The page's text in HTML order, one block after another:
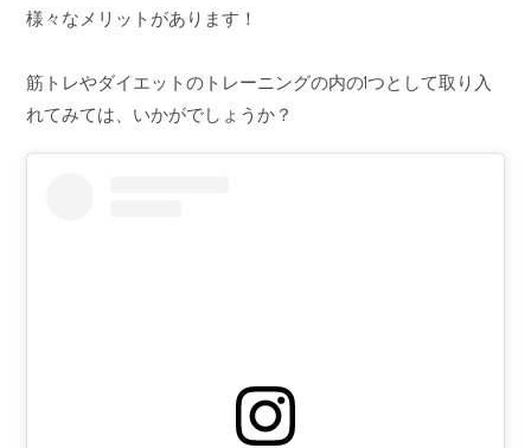
様々なメリットがあります！
筋トレやダイエットのトレーニングの内の1つとして取り入
れてみては、いかがでしょうか？